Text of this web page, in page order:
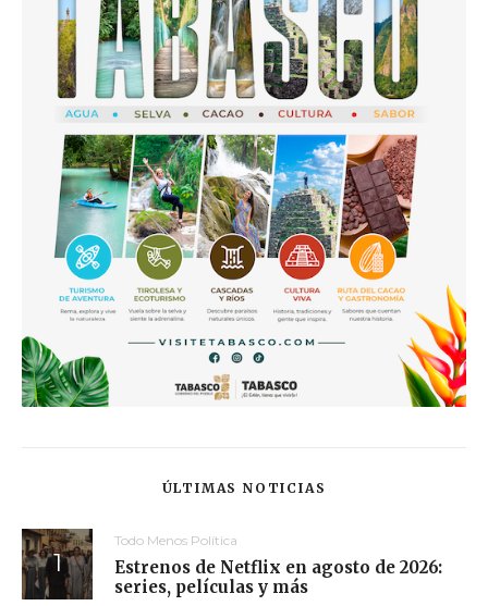
ÚLTIMAS NOTICIAS
Todo Menos Política
Estrenos de Netflix en agosto de 2026:
series, películas y más